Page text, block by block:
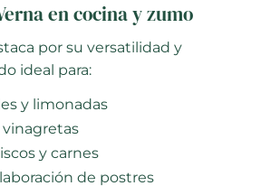
en cocina y zumo
por su versatilidad y
ideal para:
y limonadas
vinagretas
y carnes
de postres